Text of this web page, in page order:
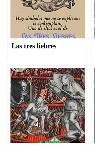
Las tres liebres